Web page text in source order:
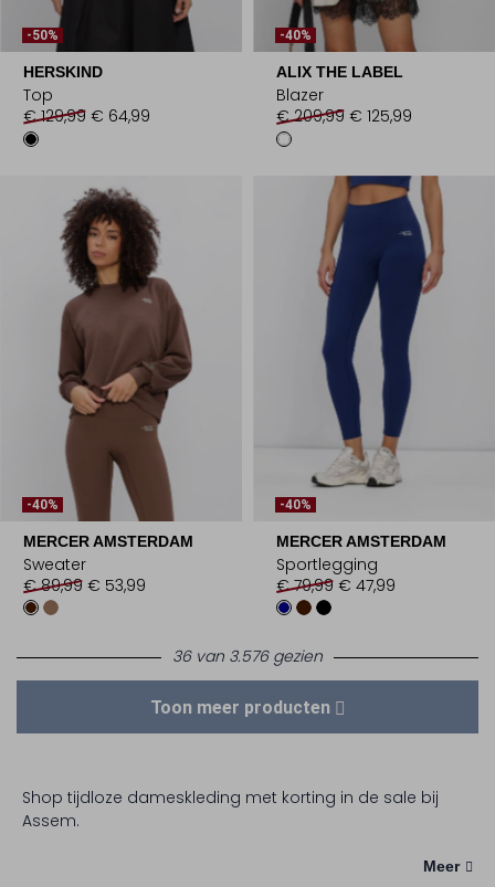
-50%
HERSKIND
Top
€ 129,99 € 64,99
-40%
ALIX THE LABEL
Blazer
€ 209,99 € 125,99
-40%
MERCER AMSTERDAM
Sweater
€ 89,99 € 53,99
-40%
MERCER AMSTERDAM
Sportlegging
€ 79,99 € 47,99
36 van 3.576 gezien
Toon meer producten
Shop tijdloze dameskleding met korting in de sale bij
Assem.
Meer